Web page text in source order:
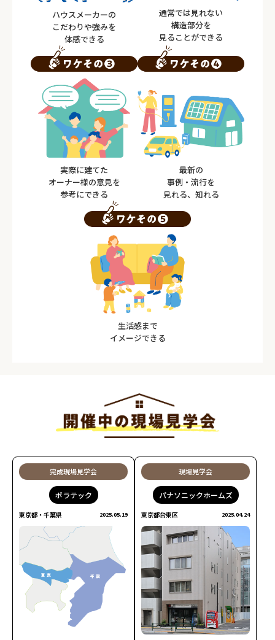
ハウスメーカーの
こだわりや強みを
体感できる
通常では見れない
構造部分を
見ることができる
実際に建てた
オーナー様の意見を
参考にできる
最新の
事例・流行を
見れる、知れる
生活感まで
イメージできる
完成現場見学会
ポラテック
東京都・千葉県 2025.05.19
現場見学会
パナソニックホームズ
東京都台東区 2025.04.24